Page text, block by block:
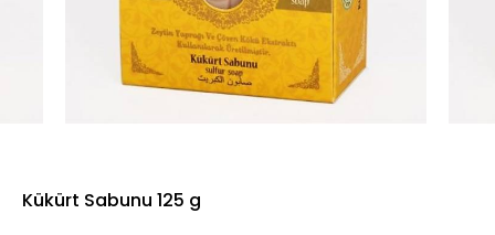
Kükürt Sabunu 125 g